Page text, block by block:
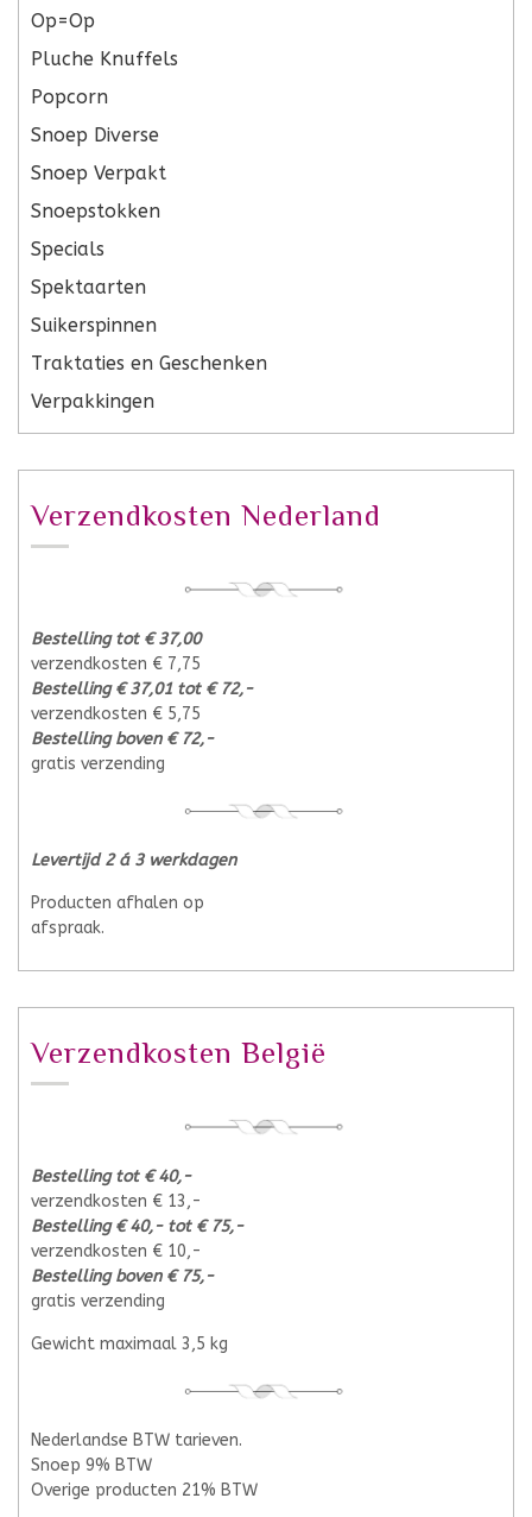
Op=Op
Pluche Knuffels
Popcorn
Snoep Diverse
Snoep Verpakt
Snoepstokken
Specials
Spektaarten
Suikerspinnen
Traktaties en Geschenken
Verpakkingen
Verzendkosten Nederland
Bestelling tot € 37,00
verzendkosten € 7,75
Bestelling € 37,01 tot € 72,-
verzendkosten € 5,75
Bestelling boven € 72,-
gratis verzending
Levertijd 2 á 3 werkdagen
Producten afhalen op
afspraak.
Verzendkosten België
Bestelling tot € 40,-
verzendkosten € 13,-
Bestelling € 40,- tot € 75,-
verzendkosten € 10,-
Bestelling boven € 75,-
gratis verzending
Gewicht maximaal 3,5 kg
Nederlandse BTW tarieven.
Snoep 9% BTW
Overige producten 21% BTW